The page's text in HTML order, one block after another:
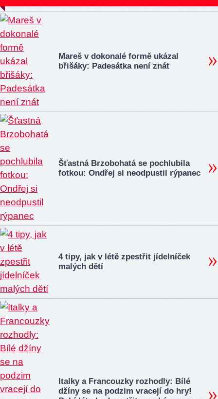
Mareš v dokonalé formě ukázal
břišáky: Padesátka není znát
Šťastná Brzobohatá se pochlubila
fotkou: Ondřej si neodpustil rýpanec
4 tipy, jak v létě zpestřit jídelníček
malých dětí
Italky a Francouzky rozhodly: Bílé
džíny se na podzim vracejí do hry!